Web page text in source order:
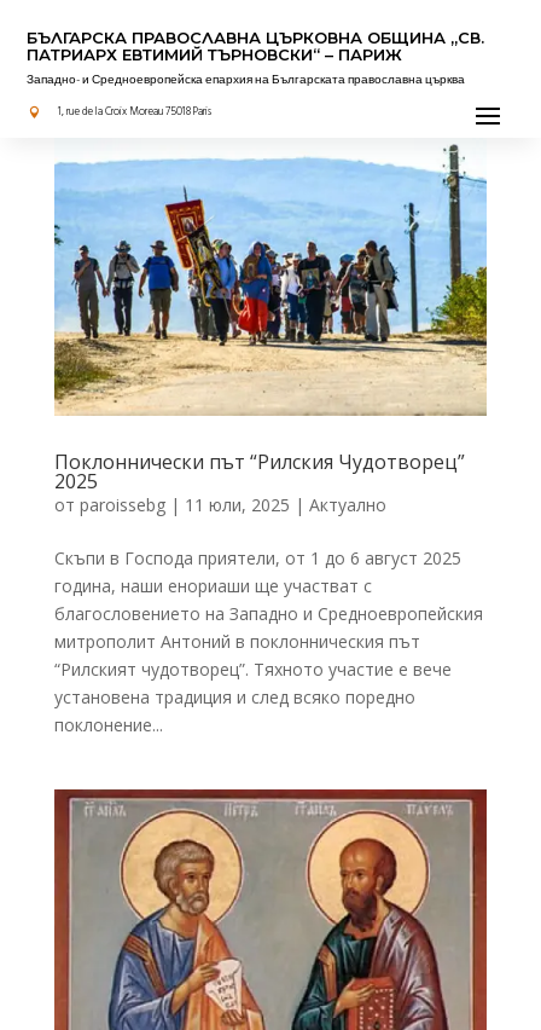
БЪЛГАРСКА ПРАВОСЛАВНА ЦЪРКОВНА OБЩИНА „СВ.
ПАТРИАРХ ЕВТИМИЙ ТЪРНОВСКИ“ – ПАРИЖ
Западно- и Средноевропейска епархия на Българската православна църква
 1, rue de la Croix Moreau 75018 Paris
Поклоннически път “Рилския Чудотворец”
2025
от paroissebg| 11 юли, 2025 | Актуално
Скъпи в Господа приятели, от 1 до 6 август 2025
година, наши енориаши ще участват с
благословението на Западно и Средноевропейския
митрополит Антоний в поклонническия път
“Рилският чудотворец”. Тяхното участие е вече
установена традиция и след всяко поредно
поклонение...